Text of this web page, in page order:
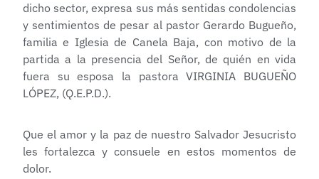
dicho sector, expresa sus más sentidas condolencias
y sentimientos de pesar al pastor Gerardo Bugueño,
familia e Iglesia de Canela Baja, con motivo de la
partida a la presencia del Señor, de quién en vida
fuera su esposa la pastora VIRGINIA BUGUEÑO
LÓPEZ, (Q.E.P.D.).
Que el amor y la paz de nuestro Salvador Jesucristo
les fortalezca y consuele en estos momentos de
dolor.